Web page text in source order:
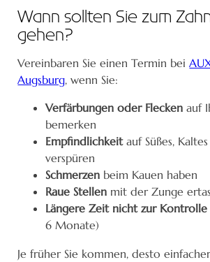
Wann sollten Sie zum
gehen?
Vereinbaren Sie einen Termin bei
Augsburg, wenn Sie:
Verfärbungen oder Flecken auf
bemerken
Empfindlichkeitauf Süßes,
verspüren
Schmerzen beim Kauen haben
Raue Stellen mit der Zunge
Längere Zeit nicht zur Kontrolle
6 Monate)
Je früher Sie kommen, desto